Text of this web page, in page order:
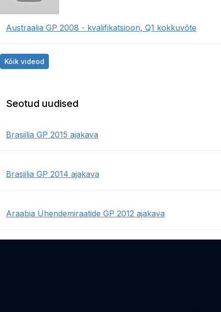
Austraalia GP 2008 - kvalifikatsioon, Q1 kokkuvõte
Kõik videod
Seotud uudised
Brasiilia GP 2015 ajakava
Brasiilia GP 2014 ajakava
Araabia Ühendemiraatide GP 2012 ajakava